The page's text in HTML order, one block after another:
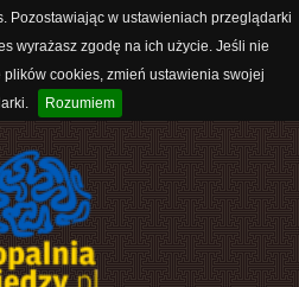
Pozostawiając w ustawieniach przeglądarki
wyrażasz zgodę na ich użycie. Jeśli nie
cookies, zmień ustawienia swojej
Rozumiem